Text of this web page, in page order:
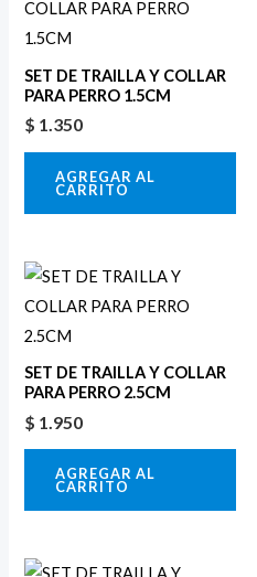
SET DE TRAILLA Y COLLAR
PARA PERRO 1.5CM
$ 1.350
AGREGAR AL
CARRITO
SET DE TRAILLA Y COLLAR
PARA PERRO 2.5CM
$ 1.950
AGREGAR AL
CARRITO